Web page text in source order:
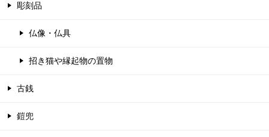
彫刻品
仏像・仏具
招き猫や縁起物の置物
古銭
鎧兜